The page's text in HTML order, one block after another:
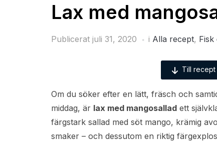
Lax med
Publicerat juli 31, 2020 i Alla recept, Fisk
Till recept
Om du söker efter en lätt, fräsch och
middag, är lax med mangosallad ett
färgstark sallad med söt mango, krämig
smaker – och dessutom en riktig